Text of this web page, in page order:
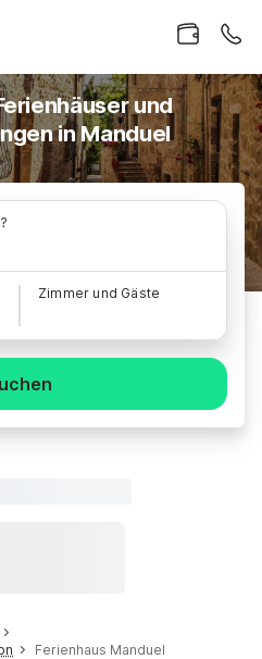
und
in Manduel
Zimmer und Gäste
Ferienhaus Manduel